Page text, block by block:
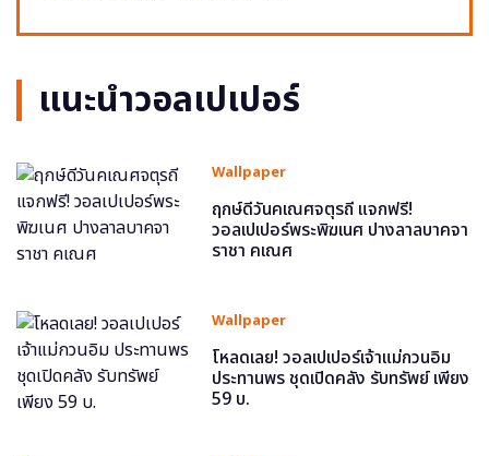
แนะนำวอลเปเปอร์
Wallpaper
ฤกษ์ดีวันคเณศจตุรถี แจกฟรี!
วอลเปเปอร์พระพิฆเนศ ปางลาลบาคจา
ราชา คเณศ
Wallpaper
โหลดเลย! วอลเปเปอร์เจ้าแม่กวนอิม
ประทานพร ชุดเปิดคลัง รับทรัพย์ เพียง
59 บ.